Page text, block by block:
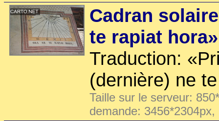
Cadran
te rapiat hora»
Traduction:
(dernière) ne
Taille sur le serveur:
demande: